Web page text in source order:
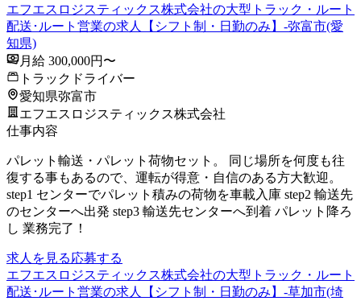
エフエスロジスティックス株式会社の大型トラック・ルート
配送･ルート営業の求人【シフト制・日勤のみ】-弥富市(愛
知県)
月給 300,000円〜
トラックドライバー
愛知県弥富市
エフエスロジスティックス株式会社
仕事内容
パレット輸送・パレット荷物セット。 同じ場所を何度も往
復する事もあるので、運転が得意・自信のある方大歓迎。
step1 センターでパレット積みの荷物を車載入庫 step2 輸送先
のセンターへ出発 step3 輸送先センターへ到着 パレット降ろ
し 業務完了！
求人を見る応募する
エフエスロジスティックス株式会社の大型トラック・ルート
配送･ルート営業の求人【シフト制・日勤のみ】-草加市(埼